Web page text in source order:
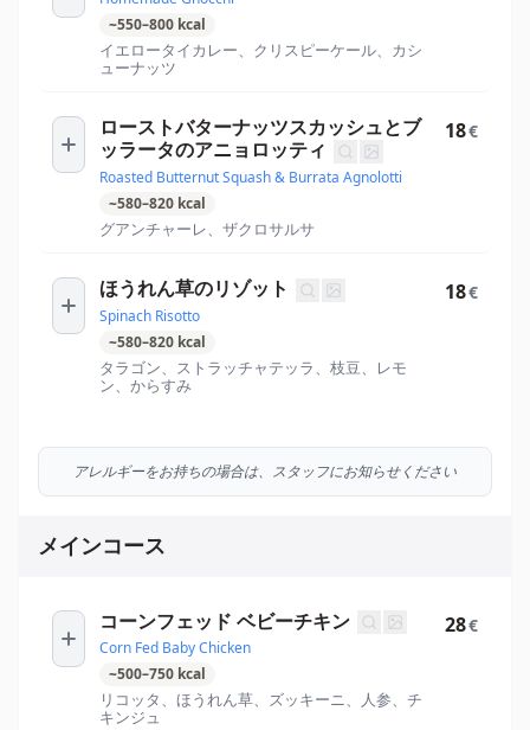
~550–800 kcal
イエロータイカレー、クリスピーケール、カシ
ューナッツ
ローストバターナッツスカッシュとブ
ッラータのアニョロッティ
Roasted Butternut Squash & Burrata Agnolotti
~580–820 kcal
グアンチャーレ、ザクロサルサ
18€
ほうれん草のリゾット
Spinach Risotto
~580–820 kcal
タラゴン、ストラッチャテッラ、枝豆、レモ
ン、からすみ
18€
アレルギーをお持ちの場合は、スタッフにお知らせください
メインコース
コーンフェッド ベビーチキン
Corn Fed Baby Chicken
~500–750 kcal
リコッタ、ほうれん草、ズッキーニ、人参、チ
キンジュ
28€